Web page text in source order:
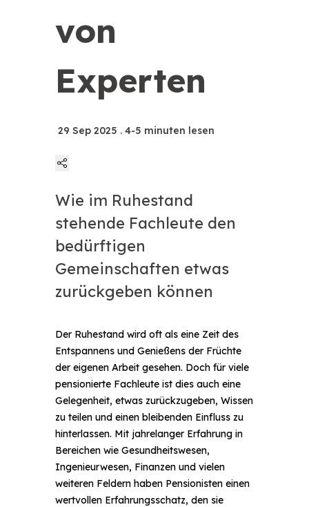
von
Experten
29 Sep 2025 . 4-5 minuten lesen
Linkedin
Twitter
Facebook
Whatsapp
Telegram
Wie im Ruhestand
stehende Fachleute den
bedürftigen
Gemeinschaften etwas
zurückgeben können
Der Ruhestand wird oft als eine Zeit des
Entspannens und Genießens der Früchte
der eigenen Arbeit gesehen. Doch für viele
pensionierte Fachleute ist dies auch eine
Gelegenheit, etwas zurückzugeben, Wissen
zu teilen und einen bleibenden Einfluss zu
hinterlassen. Mit jahrelanger Erfahrung in
Bereichen wie Gesundheitswesen,
Ingenieurwesen, Finanzen und vielen
weiteren Feldern haben Pensionisten einen
wertvollen Erfahrungsschatz, den sie